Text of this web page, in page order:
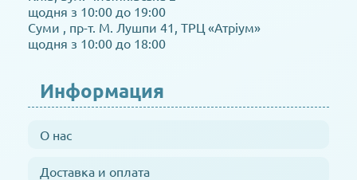
щодня з 10:00 до 19:00
Суми , пр-т. М. Лушпи 41, ТРЦ «Атріум»
щодня з 10:00 до 18:00
Информация
О нас
Доставка и оплата